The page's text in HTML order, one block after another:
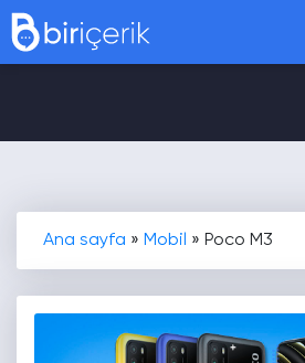
Ana sayfa » Mobil » Poco M3